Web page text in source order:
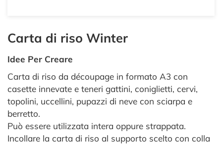
Carta di riso Winter
Idee Per Creare
Carta di riso da découpage in formato A3 con
casette innevate e teneri gattini, coniglietti, cervi,
topolini, uccellini, pupazzi di neve con sciarpa e
berretto.
Può essere utilizzata intera oppure strappata.
Incollare la carta di riso al supporto scelto con colla